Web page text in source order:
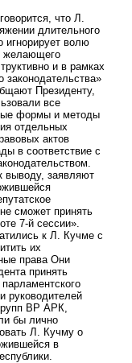
что Л.
длительного
игнорирует волю
желающего
и в рамках
законодательства»
Президенту,
все
формы и методы
отдельных
актов
в соответствие с
заявляют
сможет принять
7-й сессии».
к Л. Кучме с
их
права Они
принять
руководителей
ВР АРК,
бы лично
Л. Кучму о
в